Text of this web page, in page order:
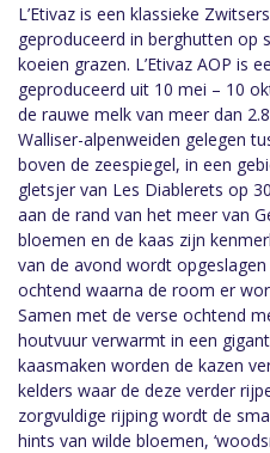
L’Etivaz is een klassieke
geproduceerd in berghutten op
koeien grazen. L’Etivaz AOP is
geproduceerd uit 10 mei – 10
de rauwe melk van meer dan
Walliser-alpenweiden gelegen
boven de zeespiegel, in een
gletsjer van Les Diablerets op
aan de rand van het meer van
bloemen en de kaas zijn
van de avond wordt
ochtend waarna de room er
Samen met de verse ochtend
houtvuur verwarmt in een
kaasmaken worden de kazen
kelders waar de deze verder
zorgvuldige rijping wordt de
hints van wilde bloemen,